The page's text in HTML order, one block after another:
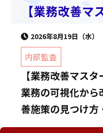
2026年8月19日（水）
内部監査
【業務改善マスタ
業務の可視化か
善施策の見つけ